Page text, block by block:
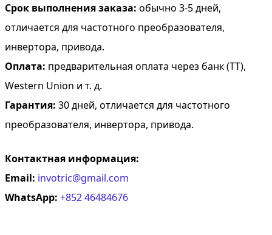
Срок выполнения заказа: обычно 3-5 дней,
отличается для частотного преобразователя,
инвертора, привода.
Оплата: предварительная оплата через банк (TT),
Western Union и т. д.
Гарантия: 30 дней, отличается для частотного
преобразователя, инвертора, привода.
Контактная информация:
Email: invotric@gmail.com
WhatsApp: +852 46484676